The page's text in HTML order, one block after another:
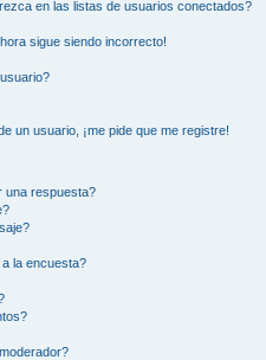
en las listas de usuarios conectados?
sigue siendo incorrecto!
un usuario, ¡me pide que me registre!
una respuesta?
la encuesta?